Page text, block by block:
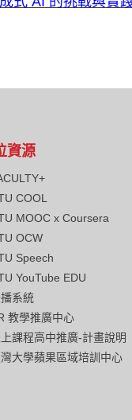
資源
COOL
MOOC x Coursera
OCW
Speech
YouTube EDU
系統
教學推廣中心
課程高中推廣-計畫說明
大學蘋果區域培訓中心